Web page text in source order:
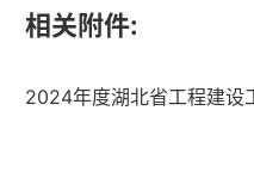
相关附件:
2024年度湖北省工程建设
湖北省住建厅机关后勤服务中心